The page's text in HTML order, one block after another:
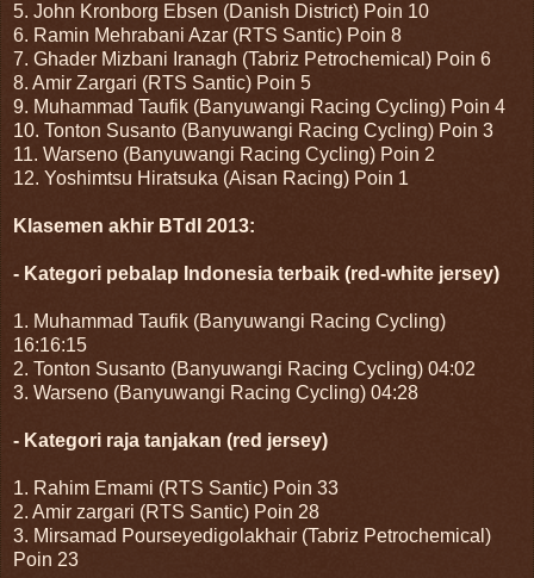
5. John Kronborg Ebsen (Danish District) Poin 10
6. Ramin Mehrabani Azar (RTS Santic) Poin 8
7. Ghader Mizbani Iranagh (Tabriz Petrochemical) Poin 6
8. Amir Zargari (RTS Santic) Poin 5
9. Muhammad Taufik (Banyuwangi Racing Cycling) Poin 4
10. Tonton Susanto (Banyuwangi Racing Cycling) Poin 3
11. Warseno (Banyuwangi Racing Cycling) Poin 2
12. Yoshimtsu Hiratsuka (Aisan Racing) Poin 1
Klasemen akhir BTdI 2013:
- Kategori pebalap Indonesia terbaik (red-white jersey)
1. Muhammad Taufik (Banyuwangi Racing Cycling)
16:16:15
2. Tonton Susanto (Banyuwangi Racing Cycling) 04:02
3. Warseno (Banyuwangi Racing Cycling) 04:28
- Kategori raja tanjakan (red jersey)
1. Rahim Emami (RTS Santic) Poin 33
2. Amir zargari (RTS Santic) Poin 28
3. Mirsamad Pourseyedigolakhair (Tabriz Petrochemical)
Poin 23